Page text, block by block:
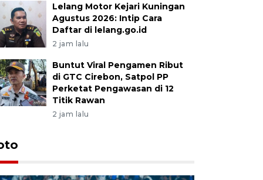
Lelang Motor Kejari Kuningan
Agustus 2026: Intip Cara
Daftar di lelang.go.id
2 jam lalu
Buntut Viral Pengamen Ribut
di GTC Cirebon, Satpol PP
Perketat Pengawasan di 12
Titik Rawan
2 jam lalu